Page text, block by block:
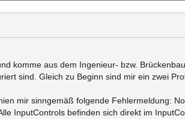
komme aus dem Ingenieur- bzw.
sind. Gleich zu Beginn sind mir ein zwei
mir sinngemäß folgende Fehlermeldung:
InputControls befinden sich direkt im